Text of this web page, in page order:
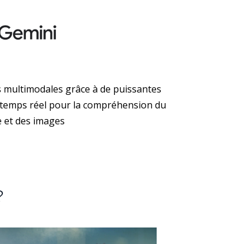
multimodales grâce à de puissantes
réel pour la compréhension du
et des images